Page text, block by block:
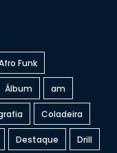
Funk
Álbum am
Coladeira
Destaque Drill